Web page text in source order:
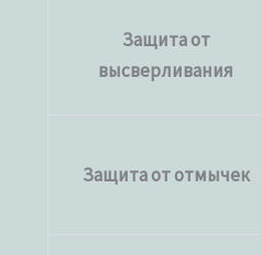
Защита от
высверливания
Защита от отмычек